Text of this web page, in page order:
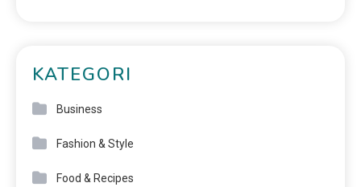
KATEGORI
Business
Fashion & Style
Food & Recipes